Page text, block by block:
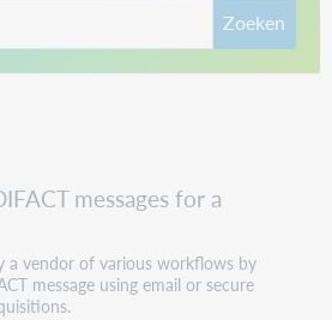
Zoeken
messages for a
vendor of various workflows by
message using email or secure